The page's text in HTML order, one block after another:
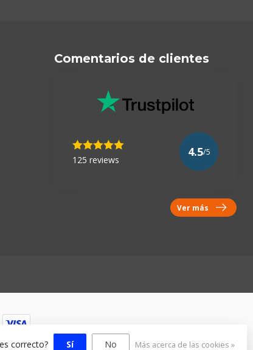
Comentarios de clientes
125 reviews
4.5/5
Ver más
correcto? Sí No Más acerca de las cookies »